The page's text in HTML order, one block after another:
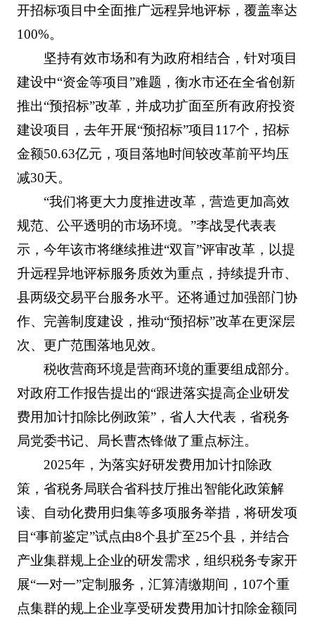
开招标项目中全面推广远程异地评标，覆盖率达
100%。
坚持有效市场和有为政府相结合，针对项目
建设中“资金等项目”难题，衡水市还在全省创新
推出“预招标”改革，并成功扩面至所有政府投资
建设项目，去年开展“预招标”项目117个，招标
金额50.63亿元，项目落地时间较改革前平均压
减30天。
“我们将更大力度推进改革，营造更加高效
规范、公平透明的市场环境。”李战旻代表表
示，今年该市将继续推进“双盲”评审改革，以提
升远程异地评标服务质效为重点，持续提升市、
县两级交易平台服务水平。还将通过加强部门协
作、完善制度建设，推动“预招标”改革在更深层
次、更广范围落地见效。
税收营商环境是营商环境的重要组成部分。
对政府工作报告提出的“跟进落实提高企业研发
费用加计扣除比例政策”，省人大代表，省税务
局党委书记、局长曹杰锋做了重点标注。
2025年，为落实好研发费用加计扣除政
策，省税务局联合省科技厅推出智能化政策解
读、自动化费用归集等多项服务举措，将研发项
目“事前鉴定”试点由8个县扩至25个县，并结合
产业集群规上企业的研发需求，组织税务专家开
展“一对一”定制服务，汇算清缴期间，107个重
点集群的规上企业享受研发费用加计扣除金额同